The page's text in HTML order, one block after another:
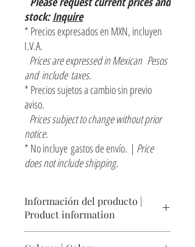
stock:Inquire
* Precios expresados en MXN, incluyen
I.V.A.
Prices are expressed in Mexican Pesos
and include taxes.
* Precios sujetos a cambio sin previo
aviso.
Prices subject to change without prior
notice.
* No incluye gastos de envío. | Price
does not include shipping.
Información del producto |
Product information